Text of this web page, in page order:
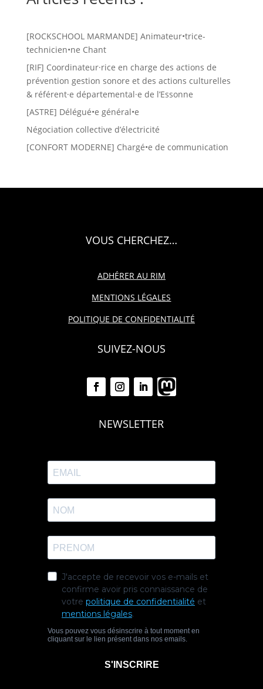
[ROCKSCHOOL MARMANDE] Animateur•trice-
technicien•ne Chant
[RIF] Coordinateur·rice en charge des actions de
prévention gestion sonore et des actions culturelles
& référent·e départemental·e de l’Essonne
[ASTRE] Délégué•e général•e
Négociation collective d’électricité
[CONFORT MODERNE] Chargé•e de communication
VOUS CHERCHEZ…
ADHÉRER AU RIM
MENTIONS LÉGALES
POLITIQUE DE CONFIDENTIALITÉ
SUIVEZ-NOUS
NEWSLETTER